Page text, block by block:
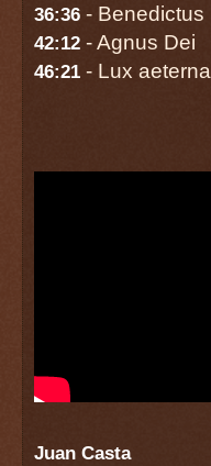
36:36 - Benedictus
42:12 - Agnus Dei
46:21 - Lux aeterna
Juan Casta